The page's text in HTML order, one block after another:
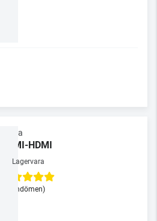
Supra
HDMI-HDMI
Lagervara
(3 omdömen)